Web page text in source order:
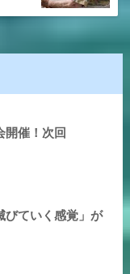
開催！次回
びていく感覚」が